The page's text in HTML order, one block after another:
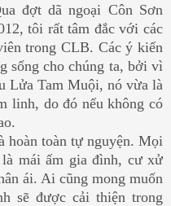
đợt dã ngoại Côn Sơn
tôi rất tâm đắc với các
trong CLB. Các ý kiến
sống cho chúng ta, bởi vì
Lửa Tam Muội, nó vừa là
linh, do đó nếu không có
hoàn toàn tự nguyện. Mọi
mái ấm gia đình, cư xử
ái. Ai cũng mong muốn
sẽ được cải thiện trong